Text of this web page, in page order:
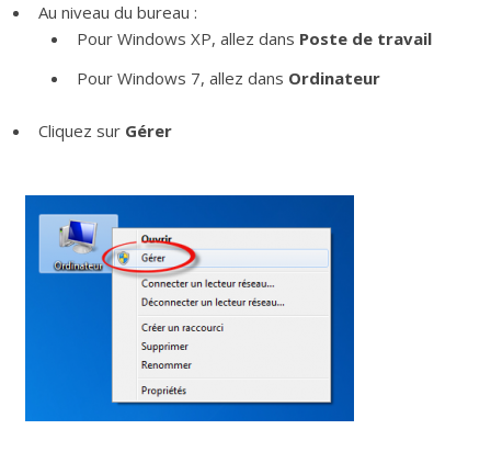
Au niveau du bureau :
Pour Windows XP, allez dans Poste de travail
Pour Windows 7, allez dans Ordinateur
Cliquez sur Gérer